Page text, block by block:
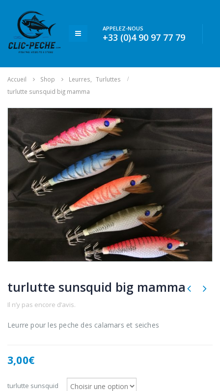
APPELEZ-NOUS
+33 (0)4 90 97 77 79
Accueil Shop Leurres
Turluttes
turlutte sunsquid big mamma
turlutte sunsquid big mamma
Il n’y pas encore d’avis.
Leurre pour les peche des calamars et seiches
3,00€
turlutte sunsquid